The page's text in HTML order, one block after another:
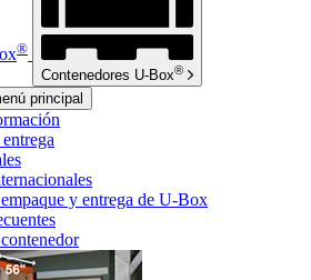
®
Contenedores U-Box®
principal
y entrega de U-Box